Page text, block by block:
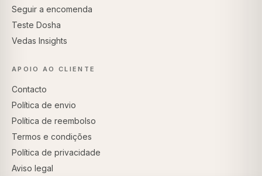
Seguir a encomenda
Teste Dosha
Vedas Insights
APOIO AO CLIENTE
Contacto
Política de envio
Política de reembolso
Termos e condições
Política de privacidade
Aviso legal